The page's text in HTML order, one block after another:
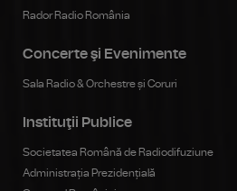
Rador Radio România
Concerte şi Evenimente
Sala Radio & Orchestre și Coruri
Instituţii Publice
Societatea Română de Radiodifuziune
Administrația Prezidențială